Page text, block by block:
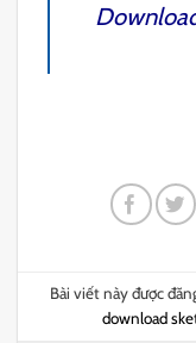
Bài viết này được
download